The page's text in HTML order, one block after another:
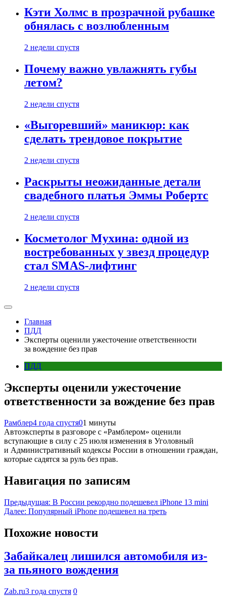
Кэти Холмс в прозрачной рубашке
обнялась с возлюбленным
2 недели спустя
Почему важно увлажнять губы
летом?
2 недели спустя
«Выгоревший» маникюр: как
сделать трендовое покрытие
2 недели спустя
Раскрыты неожиданные детали
свадебного платья Эммы Робертс
2 недели спустя
Косметолог Мухина: одной из
востребованных у звезд процедур
стал SMAS-лифтинг
2 недели спустя
Главная
ПДД
Эксперты оценили ужесточение ответственности
за вождение без прав
ПДД
Эксперты оценили ужесточение
ответственности за вождение без прав
Рамблер4 года спустя01 минуты
Автоэксперты в разговоре с «Рамблером» оценили
вступающие в силу с 25 июля изменения в Уголовный
и Административный кодексы России в отношении граждан,
которые садятся за руль без прав.
Навигация по записям
Предыдущая: В России рекордно подешевел iPhone 13 mini
Далее: Популярный iPhone подешевел на треть
Похожие новости
Забайкалец лишился автомобиля из-
за пьяного вождения
Zab.ru3 года спустя 0